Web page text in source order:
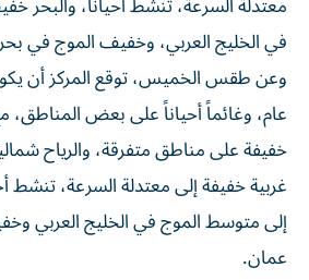
في الخليج العربي، وخفيف الموج في
وعن طقس الخميس، توقع المركز أن
عام، وغائماً أحياناً على بعض
خفيفة على مناطق متفرقة، والرياح
غربية خفيفة إلى معتدلة السرعة، تنشط
إلى متوسط الموج في الخليج العربي
عمان.